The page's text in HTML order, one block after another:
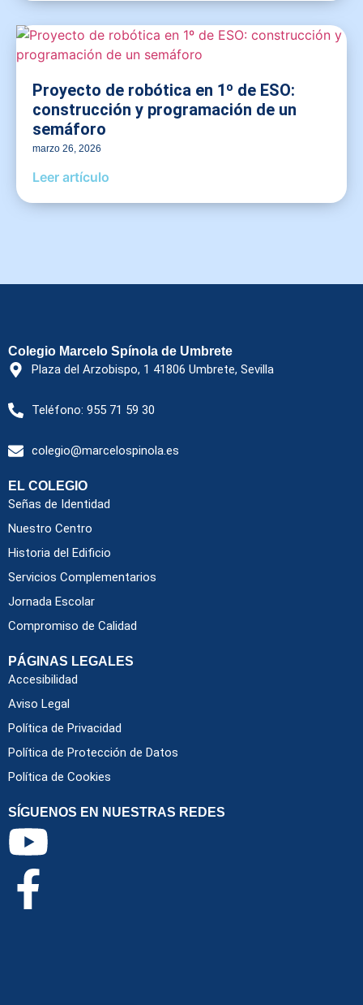
Proyecto de robótica en 1º de ESO:
construcción y programación de un
semáforo
marzo 26, 2026
Leer artículo
Colegio Marcelo Spínola de Umbrete
Plaza del Arzobispo, 1 41806 Umbrete, Sevilla
Teléfono: 955 71 59 30
colegio@marcelospinola.es
EL COLEGIO
Señas de Identidad
Nuestro Centro
Historia del Edificio
Servicios Complementarios
Jornada Escolar
Compromiso de Calidad
PÁGINAS LEGALES
Accesibilidad
Aviso Legal
Política de Privacidad
Política de Protección de Datos
Política de Cookies
SÍGUENOS EN NUESTRAS REDES